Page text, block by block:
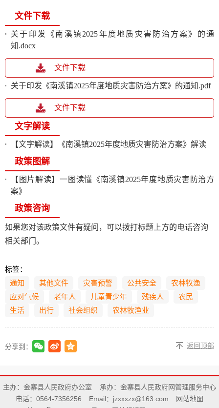
文件下载
关于印发《南溪镇2025年度地质灾害防治方案》的通
知.docx
文件下载
关于印发《南溪镇2025年度地质灾害防治方案》的通知.pdf
文件下载
文字解读
【文字解读】《南溪镇2025年度地质灾害防治方案》解读
政策图解
【图片解读】一图读懂《南溪镇2025年度地质灾害防治方
案》
政策咨询
如果您对该政策文件有疑问，可以拨打标题上方的电话咨询
相关部门。
标签：
通知
其他文件 灾害预警 公共安全
农林牧渔
应对气候
老年人 儿童青少年 残疾人
农民
生活
出行 社会组织 农林牧渔业
分享到： 返回顶部
主办：金寨县人民政府办公室
承办：金寨县人民政府网管理服务中心
电话：0564-7356256
Email：jzxxxzx@163.com
网站地图